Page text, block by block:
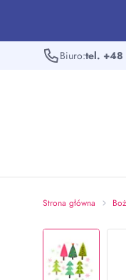
Biuro:tel. +48
Strona główna